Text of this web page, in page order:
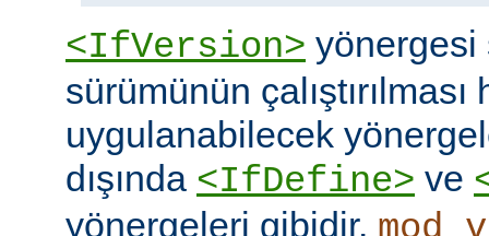
<IfVersion> yönergesi
sürümünün çalıştırılması
uygulanabilecek
dışında <IfDefine> ve
yönergeleri gibidir.